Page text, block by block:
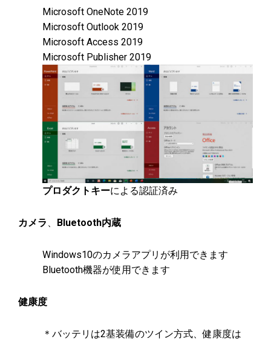
Microsoft OneNote 2019
Microsoft Outlook 2019
Microsoft Access 2019
Microsoft Publisher 2019
プロダクトキーによる認証済み
カメラ Bluetooth内蔵
Windows10のカメラアプリが利用できます
Bluetooth機器が使用できます
健康度
＊バッテリは2基装備のツイン方式、健康度は